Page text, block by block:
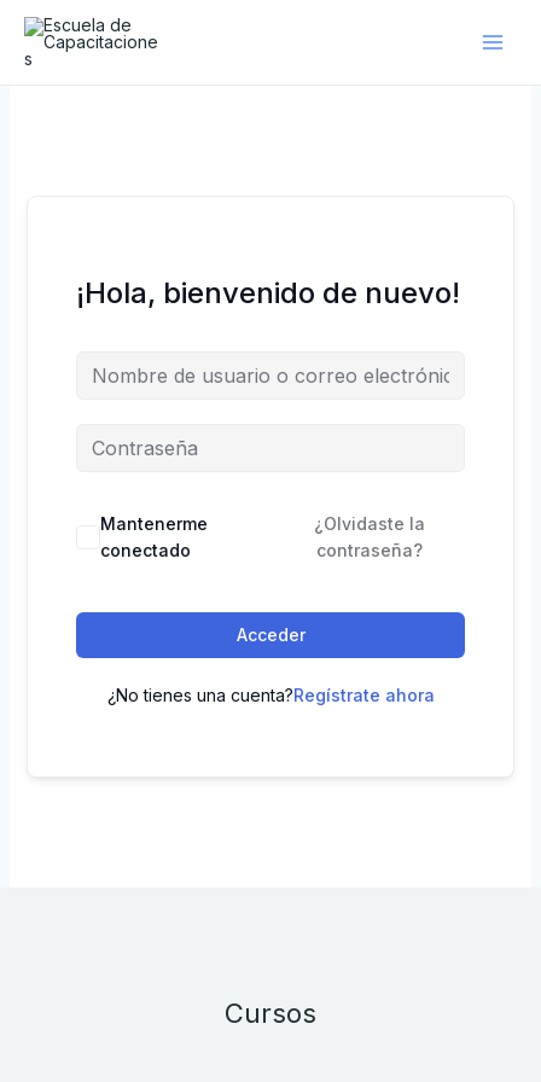
contenido
¡Hola, bienvenido de nuevo!
Mantenerme
conectado
¿Olvidaste la
contraseña?
Acceder
¿No tienes una cuenta?Regístrate ahora
Cursos